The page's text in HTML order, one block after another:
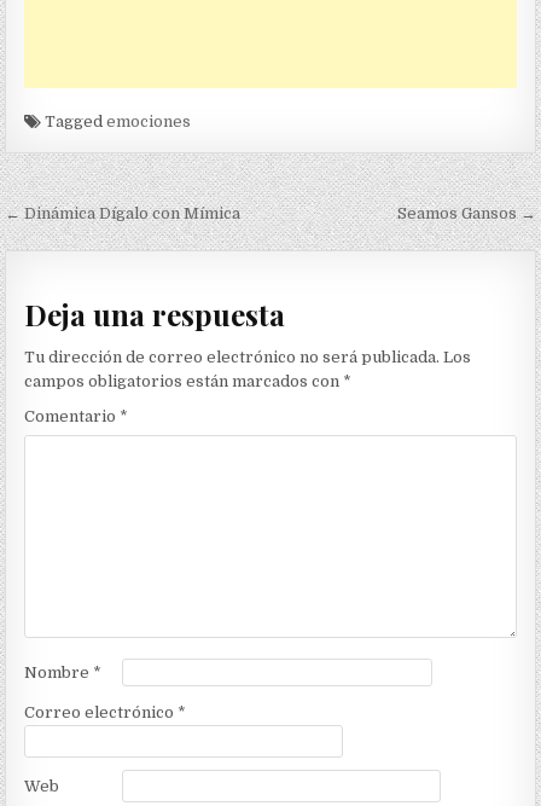
Taggedemociones
Navegación
de
entradas
← Dinámica Dígalo con Mímica Seamos Gansos →
Deja una respuesta
Tu dirección de correo electrónico no será publicada. Los
campos obligatorios están marcados con *
Comentario *
Nombre *
Correo electrónico *
Web